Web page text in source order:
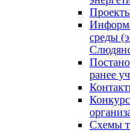
среды
ранее
Схемы